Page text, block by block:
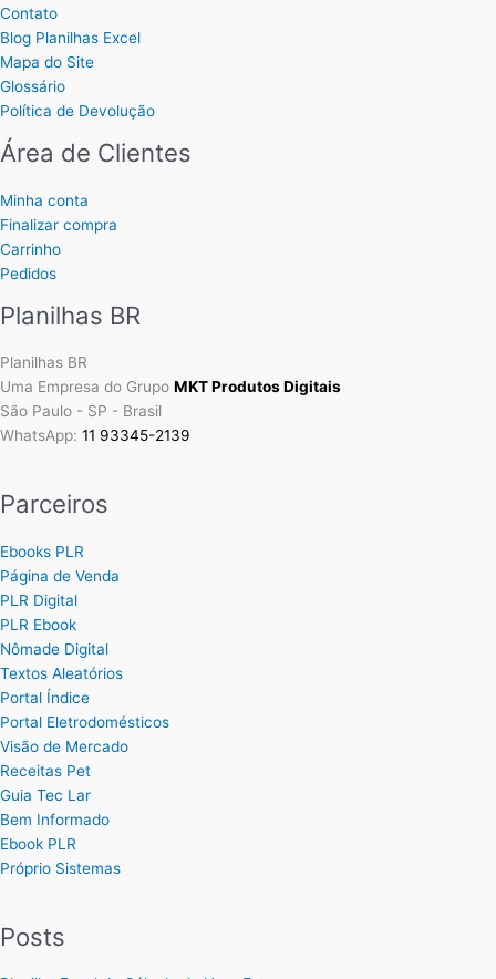
Contato
Blog Planilhas Excel
Mapa do Site
Glossário
Política de Devolução
Área de Clientes
Minha conta
Finalizar compra
Carrinho
Pedidos
Planilhas BR
Planilhas BR
Uma Empresa do Grupo MKT Produtos Digitais
São Paulo - SP - Brasil
WhatsApp: 11 93345-2139
Parceiros
Ebooks PLR
Página de Venda
PLR Digital
PLR Ebook
Nômade Digital
Textos Aleatórios
Portal Índice
Portal Eletrodomésticos
Visão de Mercado
Receitas Pet
Guia Tec Lar
Bem Informado
Ebook PLR
Próprio Sistemas
Posts